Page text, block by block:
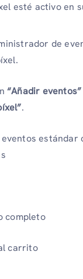
esté activo en
de
“Añadir eventos”
.
estándar
completo
carrito